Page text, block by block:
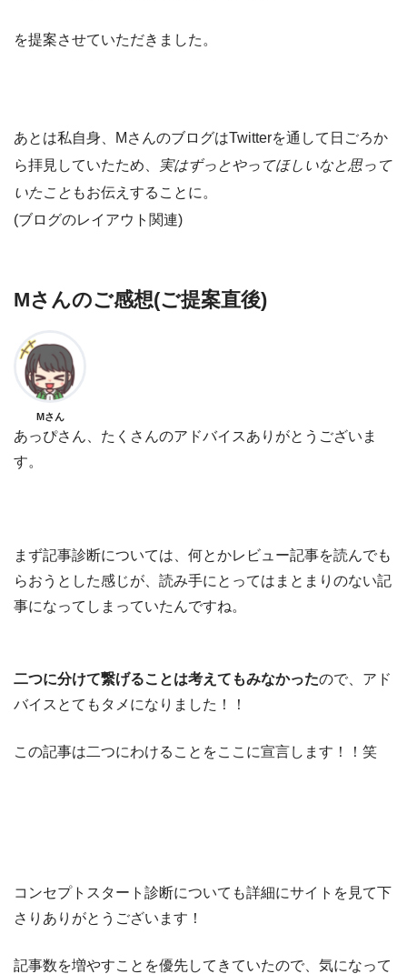
を提案させていただきました。
あとは私自身、MさんのブログはTwitterを通して日ごろか
ら拝見していたため、
実はずっとやってほしいなと思って
いたこと もお伝えすることに。
(ブログのレイアウト関連)
Mさんのご感想(ご提案直後)
Mさん
あっぴさん、たくさんのアドバイスありがとうございま
す。
まず記事診断については、何とかレビュー記事を読んでも
らおうとした感じが、読み手にとってはまとまりのない記
事になってしまっていたんですね。
二つに分けて繋げることは考えてもみなかったので、アド
バイスとてもタメになりました！！
この記事は二つにわけることをここに宣言します！！笑
コンセプトスタート診断についても詳細にサイトを見て下
さりありがとうございます！
記事数を増やすことを優先してきていたので、気になって